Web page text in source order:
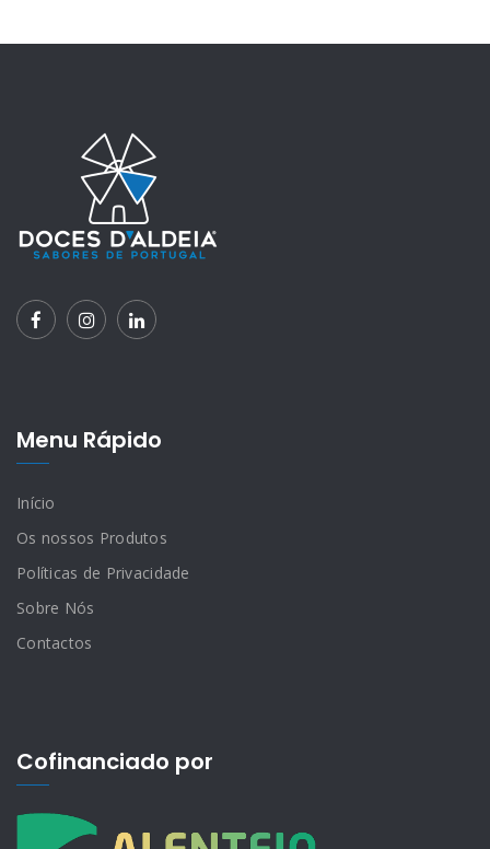
Menu Rápido
Início
Os nossos Produtos
Políticas de Privacidade
Sobre Nós
Contactos
Cofinanciado por